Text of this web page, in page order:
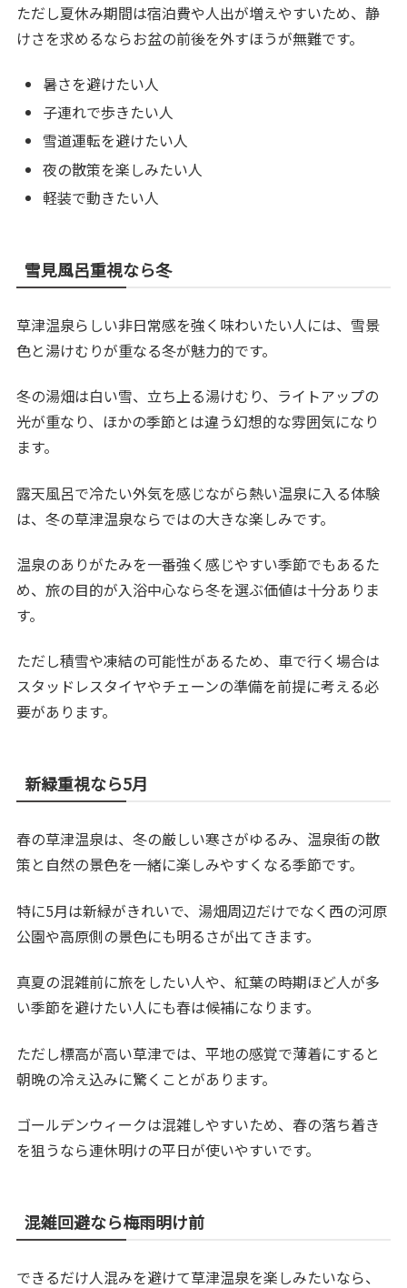
ただし夏休み期間は宿泊費や人出が増えやすいため、静
けさを求めるならお盆の前後を外すほうが無難です。
暑さを避けたい人
子連れで歩きたい人
雪道運転を避けたい人
夜の散策を楽しみたい人
軽装で動きたい人
雪見風呂重視なら冬
草津温泉らしい非日常感を強く味わいたい人には、雪景
色と湯けむりが重なる冬が魅力的です。
冬の湯畑は白い雪、立ち上る湯けむり、ライトアップの
光が重なり、ほかの季節とは違う幻想的な雰囲気になり
ます。
露天風呂で冷たい外気を感じながら熱い温泉に入る体験
は、冬の草津温泉ならではの大きな楽しみです。
温泉のありがたみを一番強く感じやすい季節でもあるた
め、旅の目的が入浴中心なら冬を選ぶ価値は十分ありま
す。
ただし積雪や凍結の可能性があるため、車で行く場合は
スタッドレスタイヤやチェーンの準備を前提に考える必
要があります。
新緑重視なら5月
春の草津温泉は、冬の厳しい寒さがゆるみ、温泉街の散
策と自然の景色を一緒に楽しみやすくなる季節です。
特に5月は新緑がきれいで、湯畑周辺だけでなく西の河原
公園や高原側の景色にも明るさが出てきます。
真夏の混雑前に旅をしたい人や、紅葉の時期ほど人が多
い季節を避けたい人にも春は候補になります。
ただし標高が高い草津では、平地の感覚で薄着にすると
朝晩の冷え込みに驚くことがあります。
ゴールデンウィークは混雑しやすいため、春の落ち着き
を狙うなら連休明けの平日が使いやすいです。
混雑回避なら梅雨明け前
できるだけ人混みを避けて草津温泉を楽しみたいなら、